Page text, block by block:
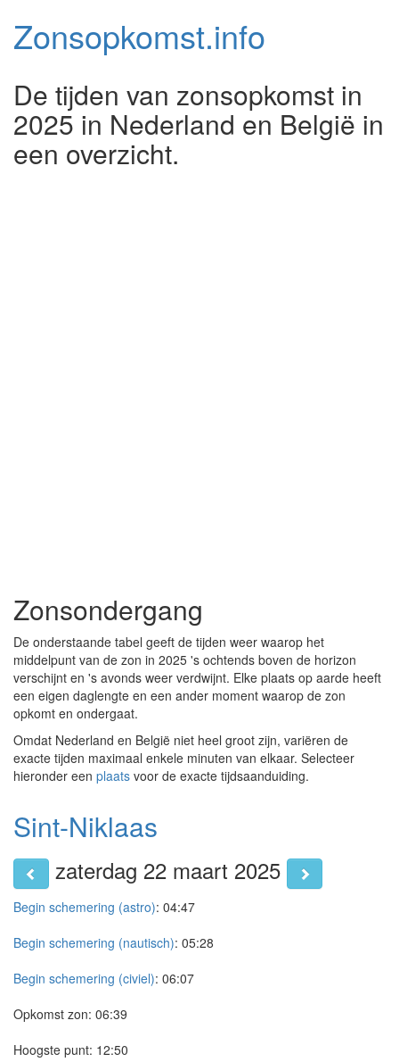
Zonsopkomst.info
De tijden van zonsopkomst in
2025 in Nederland en België in
een overzicht.
Zonsondergang
De onderstaande tabel geeft de tijden weer waarop het
middelpunt van de zon in 2025 's ochtends boven de horizon
verschijnt en 's avonds weer verdwijnt. Elke plaats op aarde heeft
een eigen daglengte en een ander moment waarop de zon
opkomt en ondergaat.
Omdat Nederland en België niet heel groot zijn, variëren de
exacte tijden maximaal enkele minuten van elkaar. Selecteer
hieronder een plaats voor de exacte tijdsaanduiding.
Sint-Niklaas
zaterdag 22 maart 2025
Begin schemering (astro): 04:47
Begin schemering (nautisch): 05:28
Begin schemering (civiel): 06:07
Opkomst zon: 06:39
Hoogste punt: 12:50